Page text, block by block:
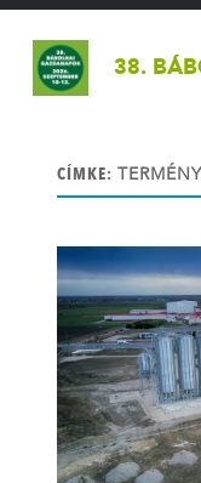
38.
CÍMKE: